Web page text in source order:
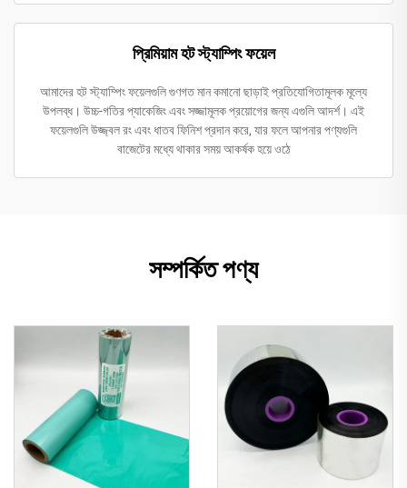
প্রিমিয়াম হট স্ট্যাম্পিং ফয়েল
আমাদের হট স্ট্যাম্পিং ফয়েলগুলি গুণগত মান কমানো ছাড়াই প্রতিযোগিতামূলক মূল্যে
উপলব্ধ। উচ্চ-গতির প্যাকেজিং এবং সজ্জামূলক প্রয়োগের জন্য এগুলি আদর্শ। এই
ফয়েলগুলি উজ্জ্বল রং এবং ধাতব ফিনিশ প্রদান করে, যার ফলে আপনার পণ্যগুলি
বাজেটের মধ্যে থাকার সময় আকর্ষক হয়ে ওঠে
সম্পর্কিত পণ্য